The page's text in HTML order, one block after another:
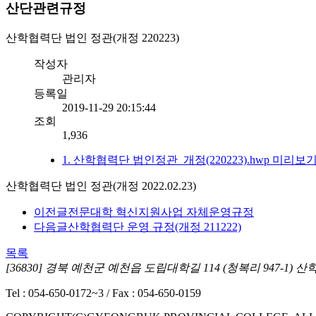
산단관련규정
산학협력단 법인 정관(개정 220223)
작성자
관리자
등록일
2019-11-29 20:15:44
조회
1,936
1. 산학협력단 법인정관_개정(220223).hwp 미리보기
산학협력단 법인 정관(개정 2022.02.23)
이전글전문대학 혁신지원사업 자체운영규정
다음글산학협력단 운영 규정(개정 211222)
목록
[36830] 경북 예천군 예천읍 도립대학길 114 (청복리 947-1) 산
Tel : 054-650-0172~3 / Fax : 054-650-0159